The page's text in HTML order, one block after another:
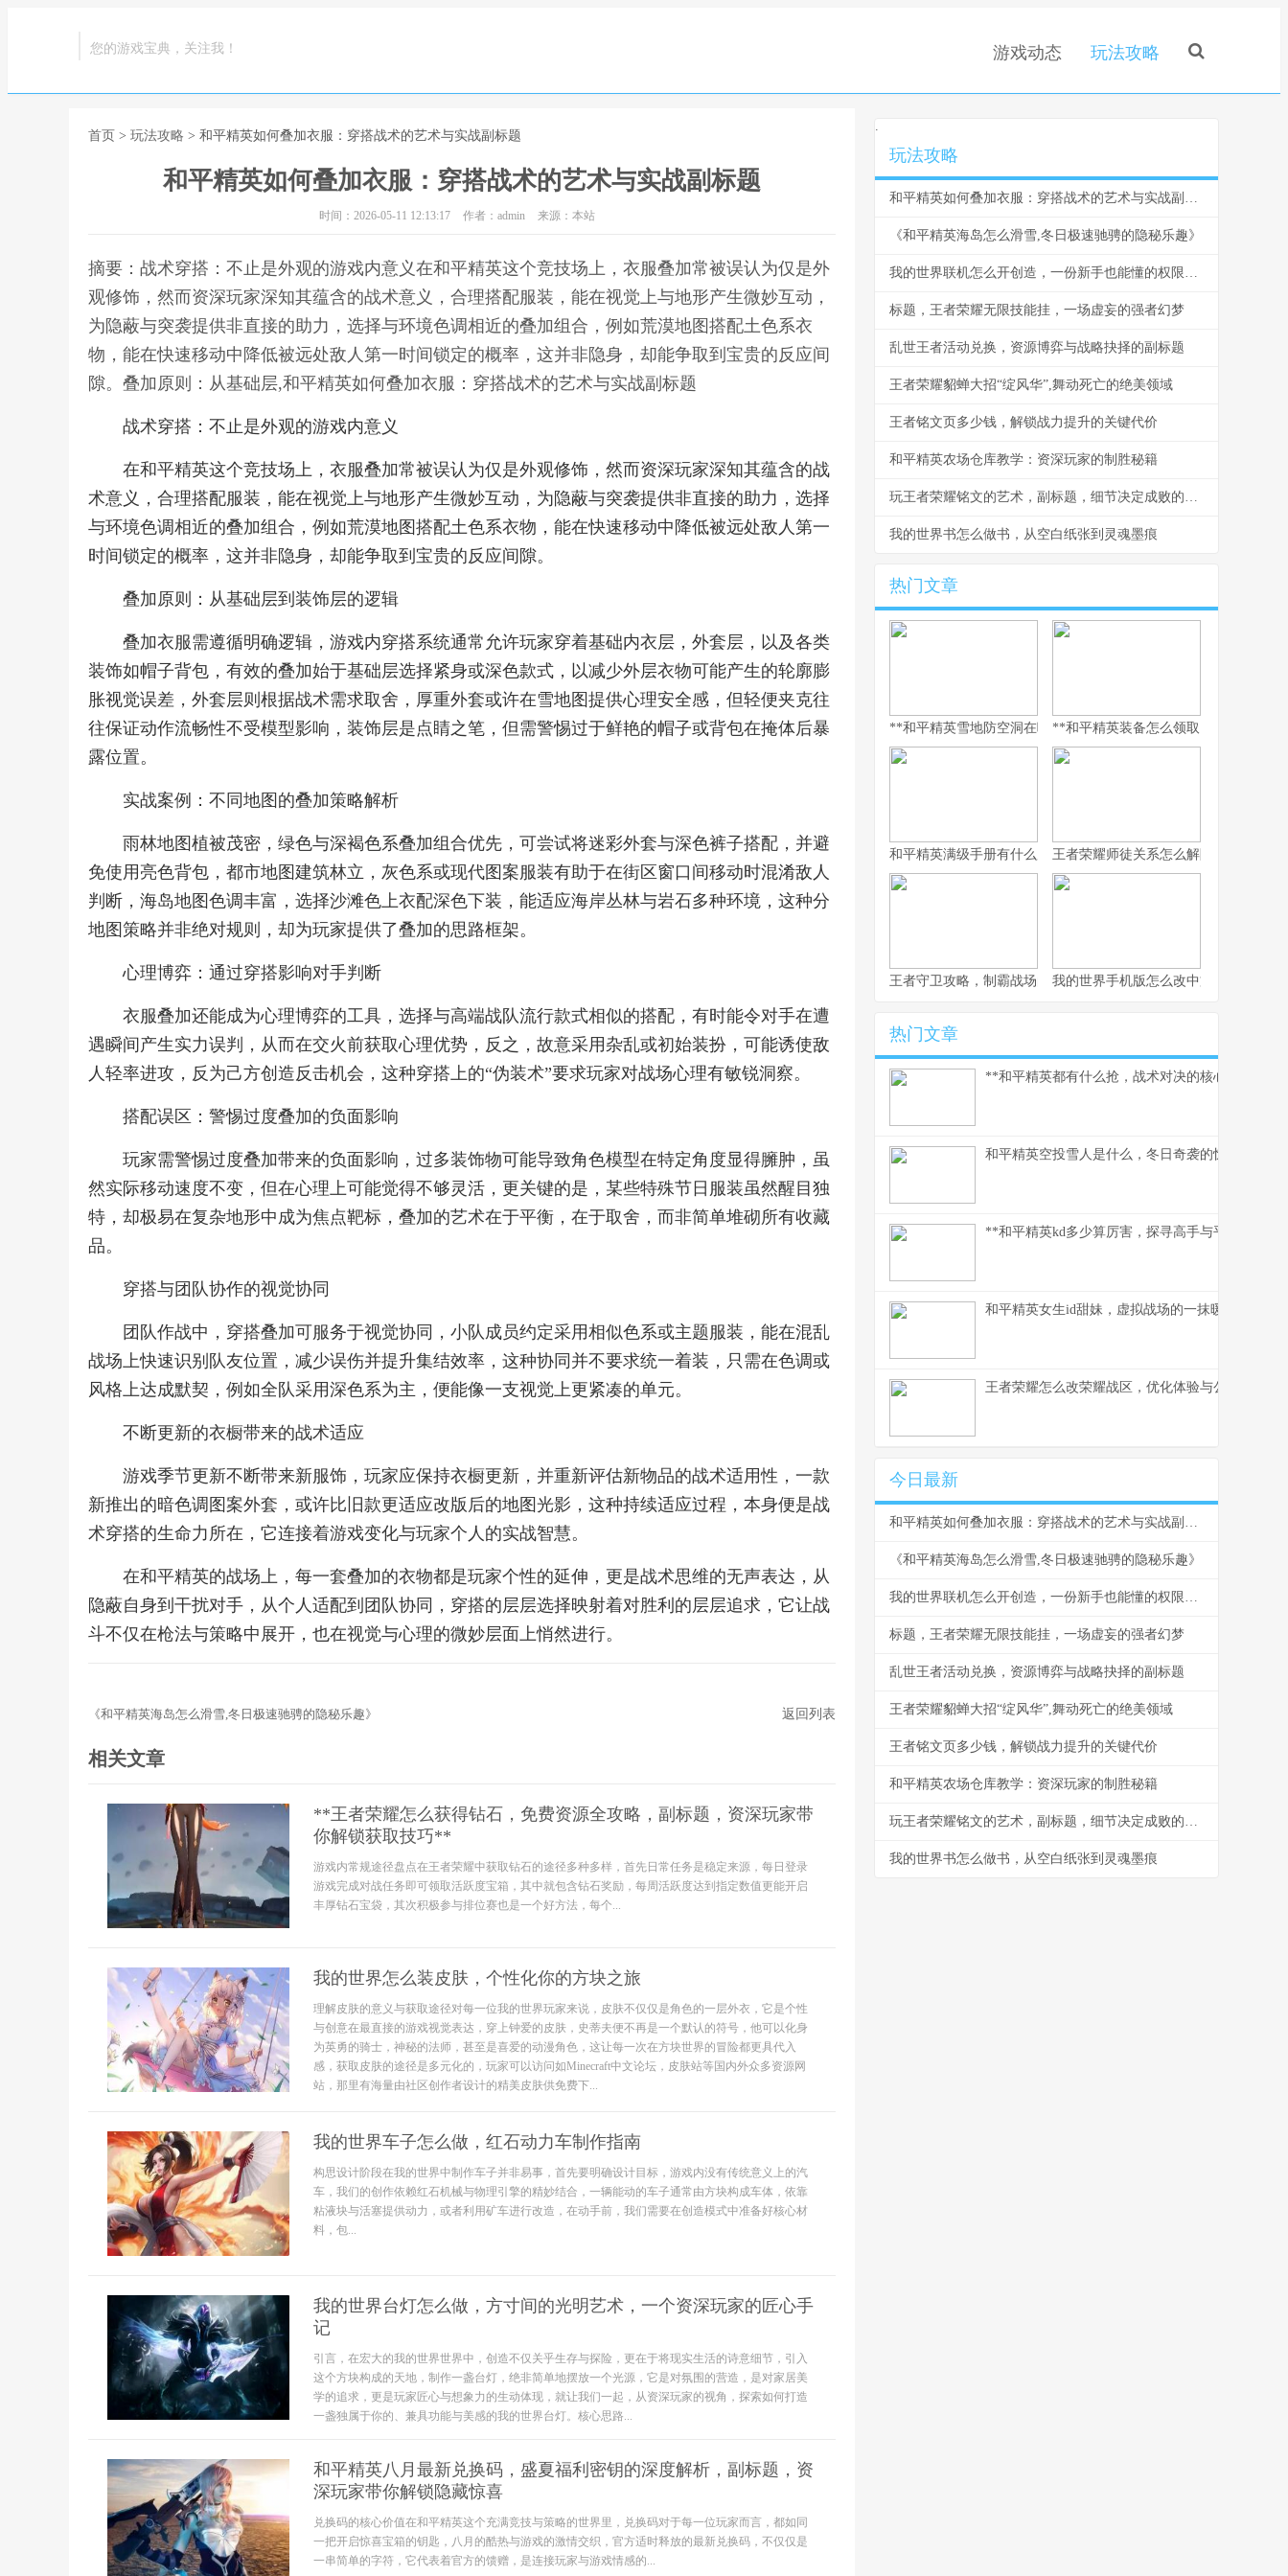
您的游戏宝典，关注我！ 游戏动态 玩法攻略
首页 > 玩法攻略 > 和平精英如何叠加衣服：穿搭战术的艺术与实战副标题
和平精英如何叠加衣服：穿搭战术的艺术与实战副标题
时间：2026-05-11 12:13:17 作者：admin 来源：本站
摘要：战术穿搭：不止是外观的游戏内意义在和平精英这个竞技场上，衣服叠加常被误认为仅是外
观修饰，然而资深玩家深知其蕴含的战术意义，合理搭配服装，能在视觉上与地形产生微妙互动，
为隐蔽与突袭提供非直接的助力，选择与环境色调相近的叠加组合，例如荒漠地图搭配土色系衣
物，能在快速移动中降低被远处敌人第一时间锁定的概率，这并非隐身，却能争取到宝贵的反应间
隙。叠加原则：从基础层,和平精英如何叠加衣服：穿搭战术的艺术与实战副标题
战术穿搭：不止是外观的游戏内意义
在和平精英这个竞技场上，衣服叠加常被误认为仅是外观修饰，然而资深玩家深知其蕴含的战
术意义，合理搭配服装，能在视觉上与地形产生微妙互动，为隐蔽与突袭提供非直接的助力，选择
与环境色调相近的叠加组合，例如荒漠地图搭配土色系衣物，能在快速移动中降低被远处敌人第一
时间锁定的概率，这并非隐身，却能争取到宝贵的反应间隙。
叠加原则：从基础层到装饰层的逻辑
叠加衣服需遵循明确逻辑，游戏内穿搭系统通常允许玩家穿着基础内衣层，外套层，以及各类
装饰如帽子背包，有效的叠加始于基础层选择紧身或深色款式，以减少外层衣物可能产生的轮廓膨
胀视觉误差，外套层则根据战术需求取舍，厚重外套或许在雪地图提供心理安全感，但轻便夹克往
往保证动作流畅性不受模型影响，装饰层是点睛之笔，但需警惕过于鲜艳的帽子或背包在掩体后暴
露位置。
实战案例：不同地图的叠加策略解析
雨林地图植被茂密，绿色与深褐色系叠加组合优先，可尝试将迷彩外套与深色裤子搭配，并避
免使用亮色背包，都市地图建筑林立，灰色系或现代图案服装有助于在街区窗口间移动时混淆敌人
判断，海岛地图色调丰富，选择沙滩色上衣配深色下装，能适应海岸丛林与岩石多种环境，这种分
地图策略并非绝对规则，却为玩家提供了叠加的思路框架。
心理博弈：通过穿搭影响对手判断
衣服叠加还能成为心理博弈的工具，选择与高端战队流行款式相似的搭配，有时能令对手在遭
遇瞬间产生实力误判，从而在交火前获取心理优势，反之，故意采用杂乱或初始装扮，可能诱使敌
人轻率进攻，反为己方创造反击机会，这种穿搭上的“伪装术”要求玩家对战场心理有敏锐洞察。
搭配误区：警惕过度叠加的负面影响
玩家需警惕过度叠加带来的负面影响，过多装饰物可能导致角色模型在特定角度显得臃肿，虽
然实际移动速度不变，但在心理上可能觉得不够灵活，更关键的是，某些特殊节日服装虽然醒目独
特，却极易在复杂地形中成为焦点靶标，叠加的艺术在于平衡，在于取舍，而非简单堆砌所有收藏
品。
穿搭与团队协作的视觉协同
团队作战中，穿搭叠加可服务于视觉协同，小队成员约定采用相似色系或主题服装，能在混乱
战场上快速识别队友位置，减少误伤并提升集结效率，这种协同并不要求统一着装，只需在色调或
风格上达成默契，例如全队采用深色系为主，便能像一支视觉上更紧凑的单元。
不断更新的衣橱带来的战术适应
游戏季节更新不断带来新服饰，玩家应保持衣橱更新，并重新评估新物品的战术适用性，一款
新推出的暗色调图案外套，或许比旧款更适应改版后的地图光影，这种持续适应过程，本身便是战
术穿搭的生命力所在，它连接着游戏变化与玩家个人的实战智慧。
在和平精英的战场上，每一套叠加的衣物都是玩家个性的延伸，更是战术思维的无声表达，从
隐蔽自身到干扰对手，从个人适配到团队协同，穿搭的层层选择映射着对胜利的层层追求，它让战
斗不仅在枪法与策略中展开，也在视觉与心理的微妙层面上悄然进行。
《和平精英海岛怎么滑雪,冬日极速驰骋的隐秘乐趣》 返回列表
相关文章
**王者荣耀怎么获得钻石，免费资源全攻略，副标题，资深玩家带
你解锁获取技巧**
游戏内常规途径盘点在王者荣耀中获取钻石的途径多种多样，首先日常任务是稳定来源，每日登录
游戏完成对战任务即可领取活跃度宝箱，其中就包含钻石奖励，每周活跃度达到指定数值更能开启
丰厚钻石宝袋，其次积极参与排位赛也是一个好方法，每个...
我的世界怎么装皮肤，个性化你的方块之旅
理解皮肤的意义与获取途径对每一位我的世界玩家来说，皮肤不仅仅是角色的一层外衣，它是个性
与创意在最直接的游戏视觉表达，穿上钟爱的皮肤，史蒂夫便不再是一个默认的符号，他可以化身
为英勇的骑士，神秘的法师，甚至是喜爱的动漫角色，这让每一次在方块世界的冒险都更具代入
感，获取皮肤的途径是多元化的，玩家可以访问如Minecraft中文论坛，皮肤站等国内外众多资源网
站，那里有海量由社区创作者设计的精美皮肤供免费下...
我的世界车子怎么做，红石动力车制作指南
构思设计阶段在我的世界中制作车子并非易事，首先要明确设计目标，游戏内没有传统意义上的汽
车，我们的创作依赖红石机械与物理引擎的精妙结合，一辆能动的车子通常由方块构成车体，依靠
粘液块与活塞提供动力，或者利用矿车进行改造，在动手前，我们需要在创造模式中准备好核心材
料，包...
我的世界台灯怎么做，方寸间的光明艺术，一个资深玩家的匠心手
记
引言，在宏大的我的世界世界中，创造不仅关乎生存与探险，更在于将现实生活的诗意细节，引入
这个方块构成的天地，制作一盏台灯，绝非简单地摆放一个光源，它是对氛围的营造，是对家居美
学的追求，更是玩家匠心与想象力的生动体现，就让我们一起，从资深玩家的视角，探索如何打造
一盏独属于你的、兼具功能与美感的我的世界台灯。核心思路...
和平精英八月最新兑换码，盛夏福利密钥的深度解析，副标题，资
深玩家带你解锁隐藏惊喜
兑换码的核心价值在和平精英这个充满竞技与策略的世界里，兑换码对于每一位玩家而言，都如同
一把开启惊喜宝箱的钥匙，八月的酷热与游戏的激情交织，官方适时释放的最新兑换码，不仅仅是
一串简单的字符，它代表着官方的馈赠，是连接玩家与游戏情感的...
.
玩法攻略
和平精英如何叠加衣服：穿搭战术的艺术与实战副标题
《和平精英海岛怎么滑雪,冬日极速驰骋的隐秘乐趣》
我的世界联机怎么开创造，一份新手也能懂的权限指南
标题，王者荣耀无限技能挂，一场虚妄的强者幻梦
乱世王者活动兑换，资源博弈与战略抉择的副标题
王者荣耀貂蝉大招“绽风华”,舞动死亡的绝美领域
王者铭文页多少钱，解锁战力提升的关键代价
和平精英农场仓库教学：资深玩家的制胜秘籍
玩王者荣耀铭文的艺术，副标题，细节决定成败的隐形战场
我的世界书怎么做书，从空白纸张到灵魂墨痕
热门文章
**和平精英雪地防空洞在哪里，副标题，冰封秘境与战术宝库探寻
**和平精英装备怎么领取，资深玩家
和平精英满级手册有什么用，解锁巅峰体验的多维钥匙
王者荣耀师徒关系怎么解除，游戏情谊
王者守卫攻略，制霸战场的不败法则，副标题，资深玩家的战术精
我的世界手机版怎么改中文，一份玩家
热门文章
**和平精英都有什么抢，战术对决的核心武器库**
和平精英空投雪人是什么，冬日奇袭的惊喜彩蛋
**和平精英kd多少算厉害，探寻高手与平民的真实
和平精英女生id甜妹，虚拟战场的一抹暖色，副标
王者荣耀怎么改荣耀战区，优化体验与公平之路
今日最新
和平精英如何叠加衣服：穿搭战术的艺术与实战副标题
《和平精英海岛怎么滑雪,冬日极速驰骋的隐秘乐趣》
我的世界联机怎么开创造，一份新手也能懂的权限指南
标题，王者荣耀无限技能挂，一场虚妄的强者幻梦
乱世王者活动兑换，资源博弈与战略抉择的副标题
王者荣耀貂蝉大招“绽风华”,舞动死亡的绝美领域
王者铭文页多少钱，解锁战力提升的关键代价
和平精英农场仓库教学：资深玩家的制胜秘籍
玩王者荣耀铭文的艺术，副标题，细节决定成败的隐形战场
我的世界书怎么做书，从空白纸张到灵魂墨痕